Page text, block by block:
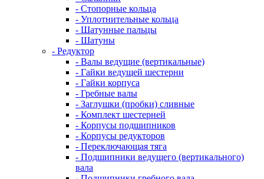
- Стопорные кольца
- Уплотнительные кольца
- Шатунные пальцы
- Шатуны
- Редуктор
- Валы ведущие (вертикальные)
- Гайки ведущей шестерни
- Гайки корпуса
- Гребные валы
- Заглушки (пробки) сливные
- Комплект шестерней
- Корпусы подшипников
- Корпусы редукторов
- Переключающая тяга
- Подшипники ведущего (вертикального)
вала